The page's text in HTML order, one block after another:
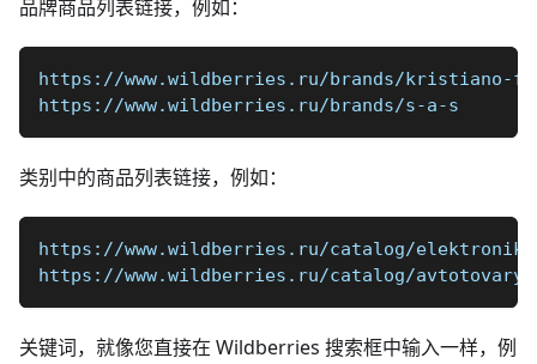
品牌商品列表链接，例如：
https://www.wildberries.ru/brands/kristiano-
https://www.wildberries.ru/brands/s-a-s
类别中的商品列表链接，例如：
https://www.wildberries.ru/catalog/
https://www.wildberries.ru/catalog/
关键词，就像您直接在 Wildberries 搜索框中输入一样，例